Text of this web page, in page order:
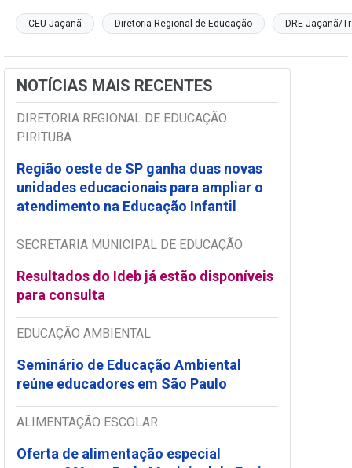
CEU Jaçanã Diretoria Regional de Educação DRE Jaçanã/
NOTÍCIAS MAIS RECENTES
DIRETORIA REGIONAL DE EDUCAÇÃO
PIRITUBA
Região oeste de SP ganha duas novas
unidades educacionais para ampliar o
atendimento na Educação Infantil
SECRETARIA MUNICIPAL DE EDUCAÇÃO
Resultados do Ideb já estão disponíveis
para consulta
EDUCAÇÃO AMBIENTAL
Seminário de Educação Ambiental
reúne educadores em São Paulo
ALIMENTAÇÃO ESCOLAR
Oferta de alimentação especial